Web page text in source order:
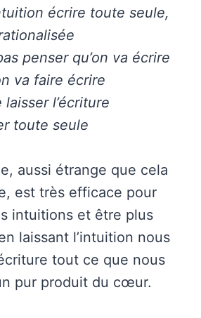
écrire toute seule,
penser qu’on va écrire
va faire écrire
laisser l’écriture
toute seule
aussi étrange que cela
est très efficace pour
intuitions et être plus
laissant l’intuition nous
tout ce que nous
pur produit du cœur.